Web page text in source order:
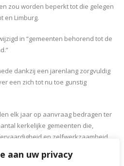
aan uw privacy
zou worden beperkt tot die gelegen
en Limburg.
in “gemeenten behorend tot de
dankzij een jarenlang zorgvuldig
een zich tot nu toe gunstig
elk jaar op aanvraag bedragen ter
kerkelijke gemeenten die,
en zelfwerkzaamheid
van kerk of pastorie te betalen, een